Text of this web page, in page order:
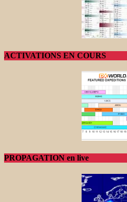
ACTIVATIONS EN COURS
PROPAGATION en live